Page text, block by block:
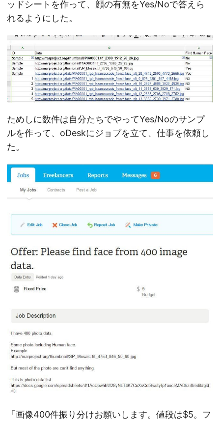
ッドシートを作って、顔の有無をYes/Noで答えら
れるようにした。
ためしに数件は自分たちでやってYes/Noのサンプ
ルを作って、oDeskにジョブを立て、仕事を依頼し
た。
「画像400件振り分けお願いします。値段は$5。フ